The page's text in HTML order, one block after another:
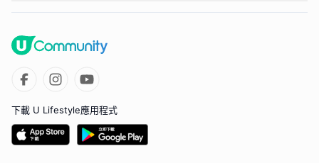
下載 U Lifestyle應用程式